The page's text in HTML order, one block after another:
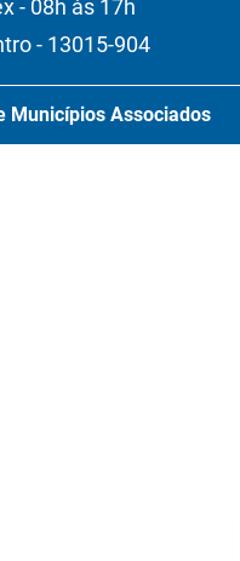
- 08h às 17h
- 13015-904
Municípios Associados